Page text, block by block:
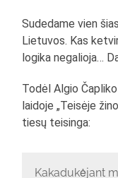
Sudedame vien
Lietuvos. Kas
logika negalioja…
Todėl Algio
laidoje „Teisėje
tiesų teisinga:
Kakadukėjant